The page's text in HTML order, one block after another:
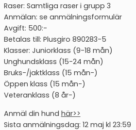
Raser: Samtliga raser i grupp 3
Anmälan: se anmälningsformulär
Avgift: 500:-
Betalas till: Plusgiro 890283-5
Klasser: Juniorklass (9-18 mån)
Unghundsklass (15-24 mån)
Bruks-/jaktklass (15 mån-)
Öppen klass (15 mån-)
Veteranklass (8 år-)
Anmäl din hund här>>
Sista anmälningsdag: 12 maj kl 23:59